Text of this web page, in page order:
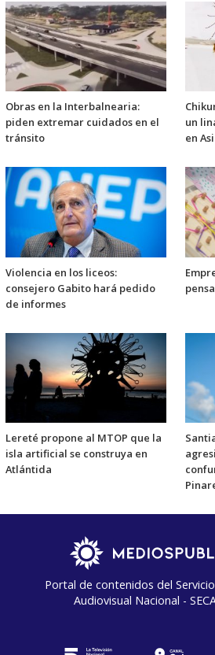
Obras en la Interbalnearia:
piden extremar cuidados en el
tránsito
un
en
Violencia en los liceos:
consejero Gabito hará pedido
de informes
Lereté propone al MTOP que la
isla artificial se construya en
Atlántida
Portal de contenidos del
Audiovisual Nacional -